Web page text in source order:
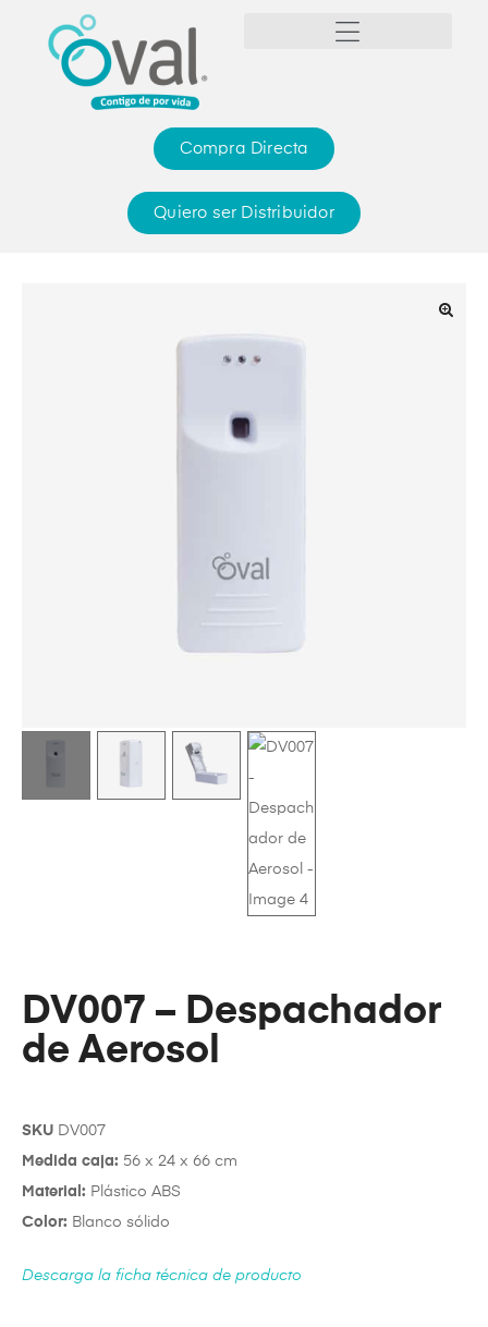
Compra Directa
Quiero ser Distribuidor
DV007 – Despachador
de Aerosol
SKU DV007
Medida caja: 56 x 24 x 66 cm
Material: Plástico ABS
Color: Blanco sólido
Descarga la ficha técnica de producto